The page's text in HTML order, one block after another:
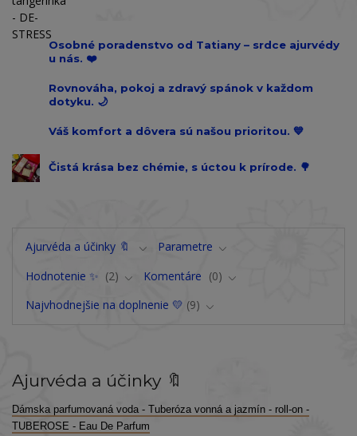
Osobné poradenstvo od Tatiany – srdce ajurvédy
u nás. ❤️
Rovnováha, pokoj a zdravý spánok v každom
dotyku. 🌙
Váš komfort a dôvera sú našou prioritou. 💙
Čistá krása bez chémie, s úctou k prírode. 🌳
Ajurvéda a účinky 🔖
Parametre
Hodnotenie ✨
2 Komentáre
0
Najvhodnejšie na doplnenie 💛 9
Ajurvéda a účinky 🔖
Dámska parfumovaná voda - Tuberóza vonná a jazmín - roll-on -
TUBEROSE - Eau De Parfum